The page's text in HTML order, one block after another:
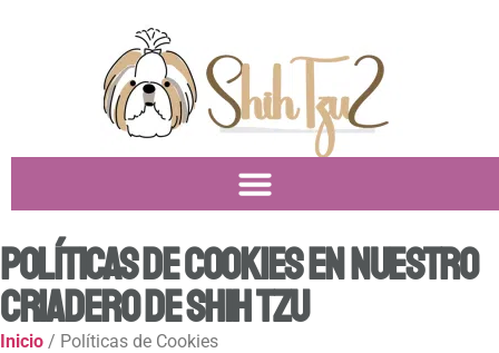
Políticas de Cookies en Nuestro
Criadero de Shih Tzu
Inicio / Políticas de Cookies